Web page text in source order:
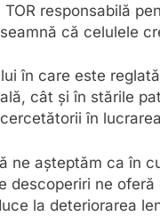
TOR responsabilă
că celulele
în care este
cât și în stările
în
ne așteptăm ca în
descoperiri ne
la deteriorarea